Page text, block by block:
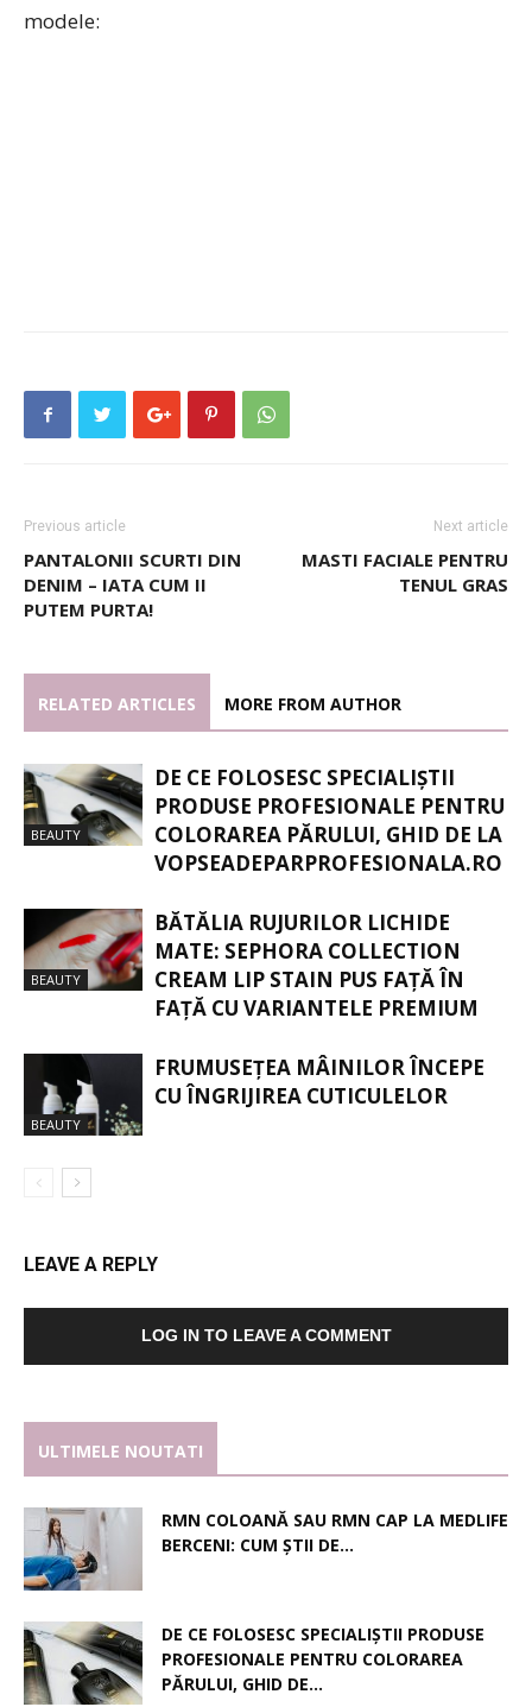
modele:
Previous article
PANTALONII SCURTI DIN
DENIM – IATA CUM II
PUTEM PURTA!
Next article
MASTI FACIALE PENTRU
TENUL GRAS
RELATED ARTICLES MORE FROM AUTHOR
BEAUTY
DE CE FOLOSESC SPECIALIȘTII
PRODUSE PROFESIONALE PENTRU
COLORAREA PĂRULUI, GHID DE LA
VOPSEADEPARPROFESIONALA.RO
BEAUTY
BĂTĂLIA RUJURILOR LICHIDE
MATE: SEPHORA COLLECTION
CREAM LIP STAIN PUS FAȚĂ ÎN
FAȚĂ CU VARIANTELE PREMIUM
BEAUTY
FRUMUSEȚEA MÂINILOR ÎNCEPE
CU ÎNGRIJIREA CUTICULELOR
LEAVE A REPLY
LOG IN TO LEAVE A COMMENT
ULTIMELE NOUTATI
RMN COLOANĂ SAU RMN CAP LA MEDLIFE
BERCENI: CUM ȘTII DE...
DE CE FOLOSESC SPECIALIȘTII PRODUSE
PROFESIONALE PENTRU COLORAREA
PĂRULUI, GHID DE...